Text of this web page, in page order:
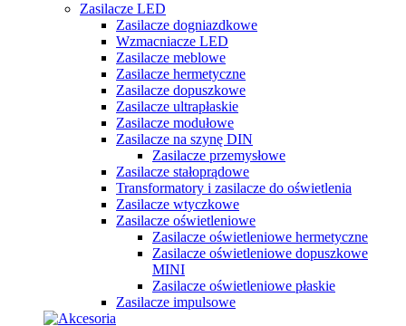
Zasilacze LED
Zasilacze dogniazdkowe
Wzmacniacze LED
Zasilacze meblowe
Zasilacze hermetyczne
Zasilacze dopuszkowe
Zasilacze ultrapłaskie
Zasilacze modułowe
Zasilacze na szynę DIN
Zasilacze przemysłowe
Zasilacze stałoprądowe
Transformatory i zasilacze do oświetlenia
Zasilacze wtyczkowe
Zasilacze oświetleniowe
Zasilacze oświetleniowe hermetyczne
Zasilacze oświetleniowe dopuszkowe
MINI
Zasilacze oświetleniowe płaskie
Zasilacze impulsowe